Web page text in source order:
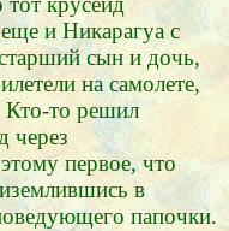
и Никарагуа с
сын и дочь,
на самолете,
Кто-то решил
через
первое, что
в
папочки.